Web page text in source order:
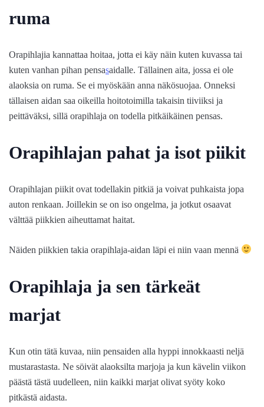
ruma
Orapihlajia kannattaa hoitaa, jotta ei käy näin kuten kuvassa tai
kuten vanhan pihan pensasaidalle. Tällainen aita, jossa ei ole
alaoksia on ruma. Se ei myöskään anna näkösuojaa. Onneksi
tällaisen aidan saa oikeilla hoitotoimilla takaisin tiiviiksi ja
peittäväksi, sillä orapihlaja on todella pitkäikäinen pensas.
Orapihlajan pahat ja isot piikit
Orapihlajan piikit ovat todellakin pitkiä ja voivat puhkaista jopa
auton renkaan. Joillekin se on iso ongelma, ja jotkut osaavat
välttää piikkien aiheuttamat haitat.
Näiden piikkien takia orapihlaja-aidan läpi ei niin vaan mennä
Orapihlaja ja sen tärkeät
marjat
Kun otin tätä kuvaa, niin pensaiden alla hyppi innokkaasti neljä
mustarastasta. Ne söivät alaoksilta marjoja ja kun kävelin viikon
päästä tästä uudelleen, niin kaikki marjat olivat syöty koko
pitkästä aidasta.